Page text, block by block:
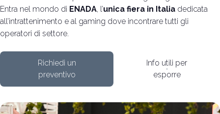
Vuoi partecipare?
Entra nel mondo di ENADA, l’unica fiera in Italia dedicata
all’intrattenimento e al gaming dove incontrare tutti gli
operatori di settore.
Richiedi un
preventivo
Info utili per
esporre